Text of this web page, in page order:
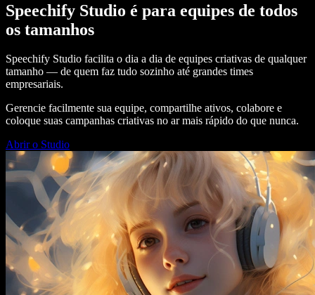
Speechify Studio é para equipes de todos
os tamanhos
Speechify Studio facilita o dia a dia de equipes criativas de qualquer
tamanho — de quem faz tudo sozinho até grandes times
empresariais.
Gerencie facilmente sua equipe, compartilhe ativos, colabore e
coloque suas campanhas criativas no ar mais rápido do que nunca.
Abrir o Studio